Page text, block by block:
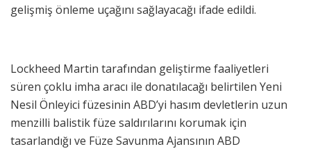
gelişmiş önleme uçağını sağlayacağı ifade edildi.
Lockheed Martin tarafından geliştirme faaliyetleri
süren çoklu imha aracı ile donatılacağı belirtilen Yeni
Nesil Önleyici füzesinin ABD’yi hasım devletlerin uzun
menzilli balistik füze saldırılarını korumak için
tasarlandığı ve Füze Savunma Ajansının ABD